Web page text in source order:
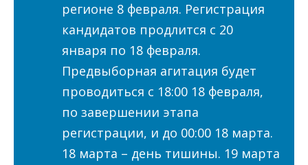
регионе 8 февраля. Регистрация
кандидатов продлится с 20
января по 18 февраля.
Предвыборная агитация будет
проводиться с 18:00 18 февраля,
по завершении этапа
регистрации, и до 00:00 18 марта.
18 марта – день тишины. 19 марта